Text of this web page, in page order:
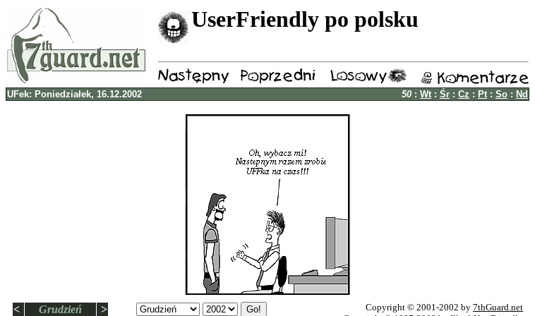
UserFriendly po polsku
UFek: Poniedziałek, 16.12.2002 50 : Wt : Śr : Cz : Pt : So : Nd
< Grudzień > Copyright © 2001-2002 by 7thGuard.net